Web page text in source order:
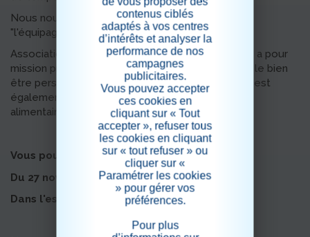
Nous nous sommes rapprocher de l'association
"l'équipage solidaire".
Association à but non lucrative crée en 2020, elle a pour
mission principale d'accompagner et de favoriser le bien
être personnel et professionnel des jeunes. Elle est
également à l'origine de la plateforme numérique
alimentaire DELIVRAIDE.
Vous pouvez apporter vos dons
Du 27 novembre au 31 décembre 2023
Dans l'espace dédié à l'accueil
contenus ciblés
adaptés à vos centres
d’intérêts et analyser la
performance de nos
campagnes
publicitaires.
Vous pouvez accepter
ces cookies en
cliquant sur « Tout
accepter », refuser tous
les cookies en cliquant
sur « tout refuser » ou
cliquer sur «
Paramétrer les cookies
» pour gérer vos
préférences.
Pour plus